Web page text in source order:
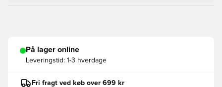
På lager online
Leveringstid: 1-3 hverdage
Fri fragt ved køb over 699 kr